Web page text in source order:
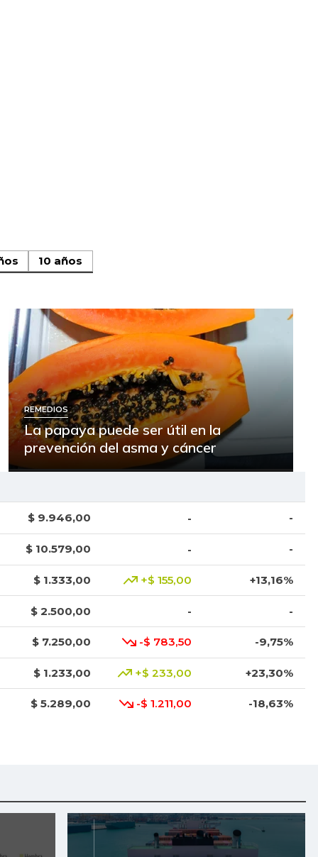
10 años
REMEDIOS
La papaya puede ser útil en la
prevención del asma y cáncer
$ 9.946,00 - -
$ 10.579,00 - -
$ 1.333,00 +$ 155,00 +13,16%
$ 2.500,00 - -
$ 7.250,00 -$ 783,50 -9,75%
$ 1.233,00 +$ 233,00 +23,30%
$ 5.289,00 -$ 1.211,00 -18,63%
$ 3.668,00 +$ 456,00 +14,20%